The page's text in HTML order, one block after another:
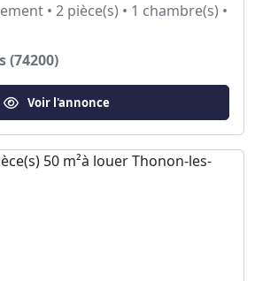
• 2 pièce(s) • 1 chambre(s) •
(74200)
Voir l'annonce